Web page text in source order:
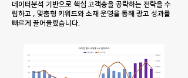
데이터분석 기반으로 핵심 고객층을 공략하는 전략을 수
립하고 , 맞춤형 키워드와 소재 운영을 통해 광고 성과를
빠르게 끌어올렸습니다.